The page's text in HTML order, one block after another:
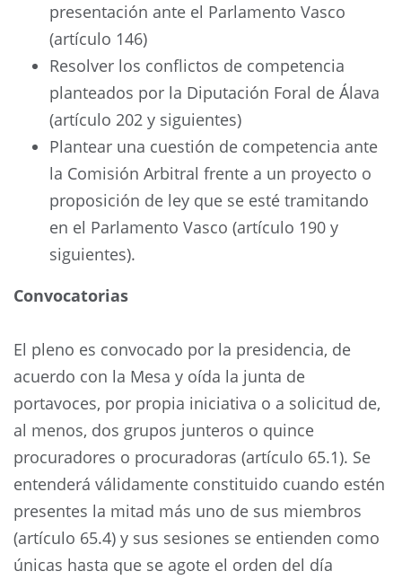
presentación ante el Parlamento Vasco
(artículo 146)
Resolver los conflictos de competencia
planteados por la Diputación Foral de Álava
(artículo 202 y siguientes)
Plantear una cuestión de competencia ante
la Comisión Arbitral frente a un proyecto o
proposición de ley que se esté tramitando
en el Parlamento Vasco (artículo 190 y
siguientes).
Convocatorias
El pleno es convocado por la presidencia, de
acuerdo con la Mesa y oída la junta de
portavoces, por propia iniciativa o a solicitud de,
al menos, dos grupos junteros o quince
procuradores o procuradoras (artículo 65.1). Se
entenderá válidamente constituido cuando estén
presentes la mitad más uno de sus miembros
(artículo 65.4) y sus sesiones se entienden como
únicas hasta que se agote el orden del día